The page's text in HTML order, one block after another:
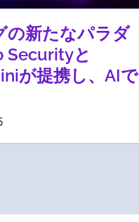
の新たなパラダ
Securityと
が提携し、AIで